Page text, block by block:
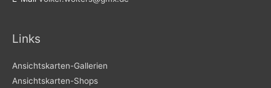
Links
Ansichtskarten-Gallerien
Ansichtskarten-Shops